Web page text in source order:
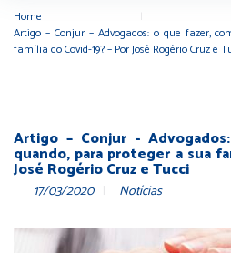
Home
Artigo – Conjur – Advogados: o que fazer,
família do Covid-19? – Por José Rogério Cruz e
Artigo – Conjur -
quando, para proteger a sua
José Rogério Cruz e Tucci
17/03/2020 Notícias